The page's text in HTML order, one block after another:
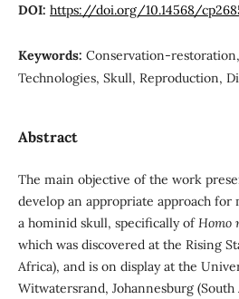
DOI: https://doi.org/10.14568/
Keywords: Conservation-
Technologies, Skull, Reproduction,
Abstract
The main objective of the work
develop an appropriate approach
a hominid skull, specifically ofHomo
which was discovered at the Rising
Africa), and is on display at the
Witwatersrand, Johannesburg